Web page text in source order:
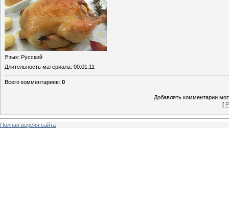
Язык: Русский
Длительность материала: 00:01:11
Всего комментариев: 0
Добавлять комментарии
[
Полная версия сайта